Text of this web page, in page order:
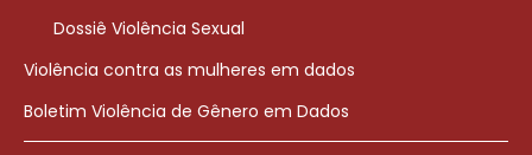
Dossiê Violência Sexual
Violência contra as mulheres em dados
Boletim Violência de Gênero em Dados